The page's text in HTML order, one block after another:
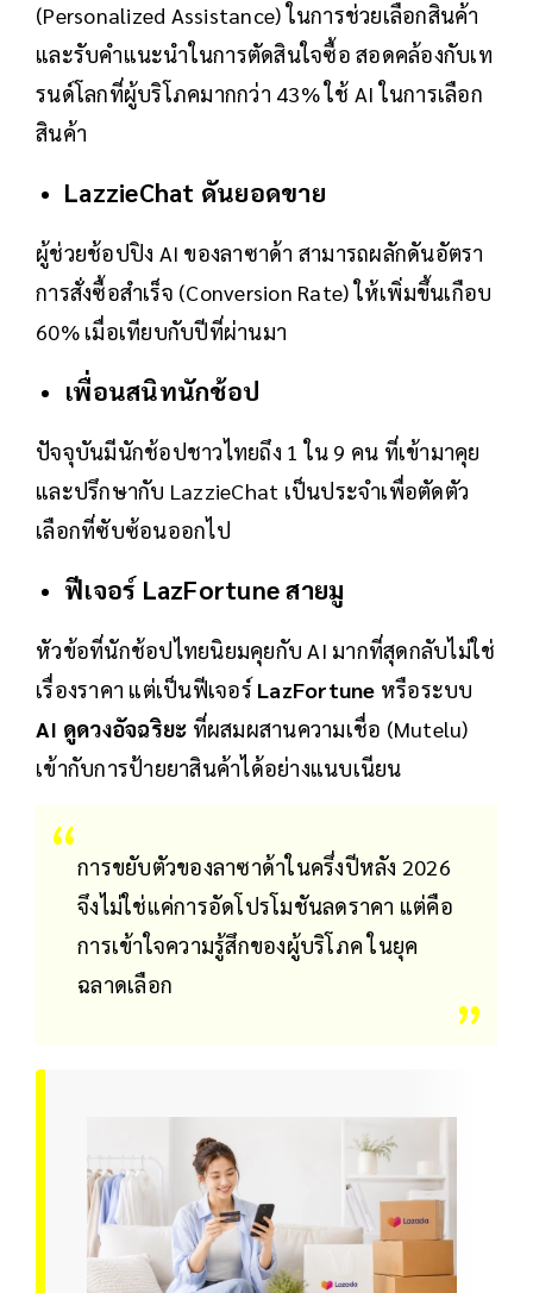
(Personalized Assistance) ในการช่วยเลือกสินค้า
และรับคำแนะนำในการตัดสินใจซื้อ สอดคล้องกับเท
รนด์โลกที่ผู้บริโภคมากกว่า 43% ใช้ AI ในการเลือก
สินค้า
LazzieChat ดันยอดขาย
ผู้ช่วยช้อปปิง AI ของลาซาด้า สามารถผลักดันอัตรา
การสั่งซื้อสำเร็จ (Conversion Rate) ให้เพิ่มขึ้นเกือบ
60% เมื่อเทียบกับปีที่ผ่านมา
เพื่อนสนิทนักช้อป
ปัจจุบันมีนักช้อปชาวไทยถึง 1 ใน 9 คน ที่เข้ามาคุย
และปรึกษากับ LazzieChat เป็นประจำเพื่อตัดตัว
เลือกที่ซับซ้อนออกไป
ฟีเจอร์ LazFortune สายมู
หัวข้อที่นักช้อปไทยนิยมคุยกับ AI มากที่สุดกลับไม่ใช่
เรื่องราคา แต่เป็นฟีเจอร์ LazFortune หรือระบบ
AI ดูดวงอัจฉริยะ ที่ผสมผสานความเชื่อ (Mutelu)
เข้ากับการป้ายยาสินค้าได้อย่างแนบเนียน
การขยับตัวของลาซาด้าในครึ่งปีหลัง 2026
จึงไม่ใช่แค่การอัดโปรโมชันลดราคา แต่คือ
การเข้าใจความรู้สึกของผู้บริโภค ในยุค
ฉลาดเลือก